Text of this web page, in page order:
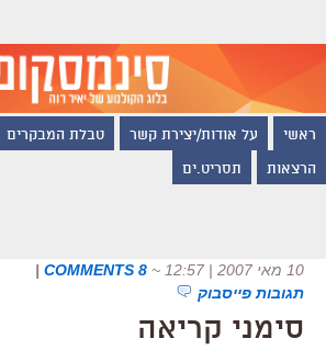
ראשי על אודות/יצירת קשר טבלת המבקרים
הרצאות תסריט.ים
10 מאי 2007 | 12:57 ~
8 COMMENTS
|
תגובות פייסבוק
סימני קריאה